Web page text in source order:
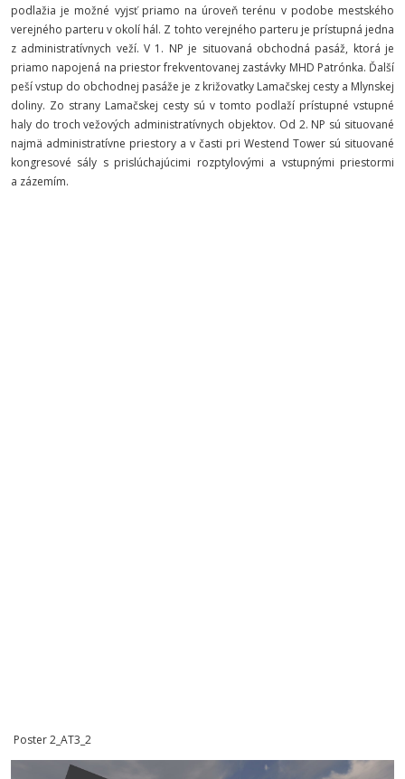
podlažia je možné vyjsť priamo na úroveň terénu v podobe mestského
verejného parteru v okolí hál. Z tohto verejného parteru je prístupná jedna
z administratívnych veží. V 1. NP je situovaná obchodná pasáž, ktorá je
priamo napojená na priestor frekventovanej zastávky MHD Patrónka. Ďalší
peší vstup do obchodnej pasáže je z križovatky Lamačskej cesty a Mlynskej
doliny. Zo strany Lamačskej cesty sú v tomto podlaží prístupné vstupné
haly do troch vežových administratívnych objektov. Od 2. NP sú situované
najmä administratívne priestory a v časti pri Westend Tower sú situované
kongresové sály s prislúchajúcimi rozptylovými a vstupnými priestormi
a zázemím.
Poster 2_AT3_2